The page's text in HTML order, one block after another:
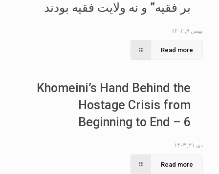
بر فقیه” و نه ولایت فقیه بودند
بهمن ۹, ۱۴۰۳
Read more
Khomeini’s Hand Behind the
Hostage Crisis from
Beginning to End – 6
دی ۲۱, ۱۴۰۳
Read more